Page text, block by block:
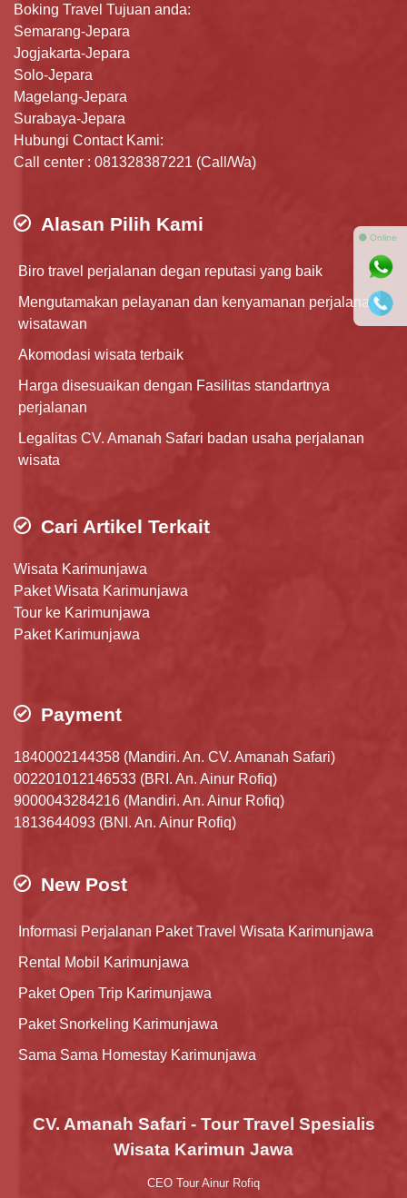
Boking Travel Tujuan anda:
Semarang-Jepara
Jogjakarta-Jepara
Solo-Jepara
Magelang-Jepara
Surabaya-Jepara
Hubungi Contact Kami:
Call center : 081328387221 (Call/Wa)
Alasan Pilih Kami
Biro travel perjalanan degan reputasi yang baik
Mengutamakan pelayanan dan kenyamanan perjalanan
wisatawan
Akomodasi wisata terbaik
Harga disesuaikan dengan Fasilitas standartnya
perjalanan
Legalitas CV. Amanah Safari badan usaha perjalanan
wisata
Cari Artikel Terkait
Wisata Karimunjawa
Paket Wisata Karimunjawa
Tour ke Karimunjawa
Paket Karimunjawa
Payment
1840002144358 (Mandiri. An. CV. Amanah Safari)
002201012146533 (BRI. An. Ainur Rofiq)
9000043284216 (Mandiri. An. Ainur Rofiq)
1813644093 (BNI. An. Ainur Rofiq)
New Post
Informasi Perjalanan Paket Travel Wisata Karimunjawa
Rental Mobil Karimunjawa
Paket Open Trip Karimunjawa
Paket Snorkeling Karimunjawa
Sama Sama Homestay Karimunjawa
CV. Amanah Safari - Tour Travel Spesialis
Wisata Karimun Jawa
CEO Tour Ainur Rofiq
⚫ Online